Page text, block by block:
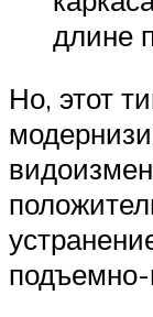
длине
Но, этот